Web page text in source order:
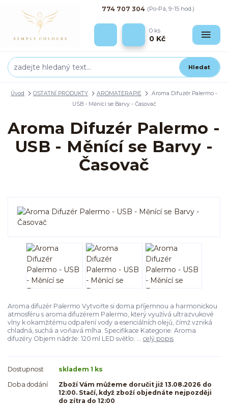
Hledat
774 707 304 (Po-Pá, 9-15 hod.)
0 ks
0 Kč
Úvod OSTATNÍ PRODUKTY AROMATERAPIE
Aroma Difuzér Palermo -
USB - Měnící se Barvy - Časovač
Aroma Difuzér Palermo -
USB - Měnící se Barvy -
Časovač
Aroma difuzér Palermo Vytvořte si doma příjemnou a harmonickou
atmosféru s aroma difuzérem Palermo, který využívá ultrazvukové
vlny k okamžitému odpaření vody a esenciálních olejů, čímž vzniká
chladná, suchá a voňavá mlha. Specifikace Kategorie: Aroma
difuzéry Objem nádrže: 120 ml LED světlo: ... celý popis
Dostupnost
skladem 1 ks
Doba dodání
Zboží Vám můžeme doručit již 13.08.2026 do
12:00. Stačí, když zboží objednáte nejpozději
do zítra do 12:00